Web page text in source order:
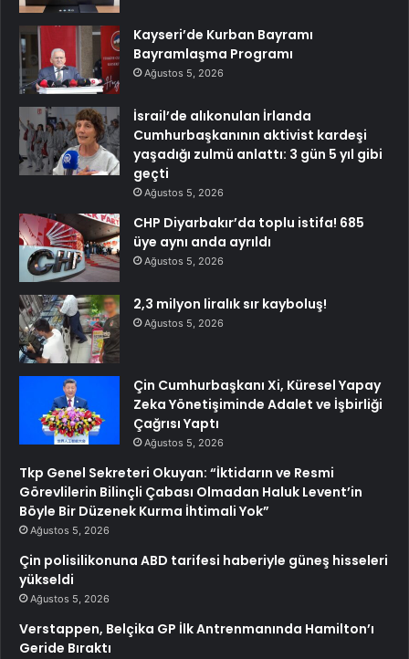
Kayseri’de Kurban Bayramı
Bayramlaşma Programı
Ağustos 5, 2026
İsrail’de alıkonulan İrlanda
Cumhurbaşkanının aktivist kardeşi
yaşadığı zulmü anlattı: 3 gün 5 yıl gibi
geçti
Ağustos 5, 2026
CHP Diyarbakır’da toplu istifa! 685
üye aynı anda ayrıldı
Ağustos 5, 2026
2,3 milyon liralık sır kayboluş!
Ağustos 5, 2026
Çin Cumhurbaşkanı Xi, Küresel Yapay
Zeka Yönetişiminde Adalet ve İşbirliği
Çağrısı Yaptı
Ağustos 5, 2026
Tkp Genel Sekreteri Okuyan: “İktidarın ve Resmi
Görevlilerin Bilinçli Çabası Olmadan Haluk Levent’in
Böyle Bir Düzenek Kurma İhtimali Yok”
Ağustos 5, 2026
Çin polisilikonuna ABD tarifesi haberiyle güneş hisseleri
yükseldi
Ağustos 5, 2026
Verstappen, Belçika GP İlk Antrenmanında Hamilton’ı
Geride Bıraktı